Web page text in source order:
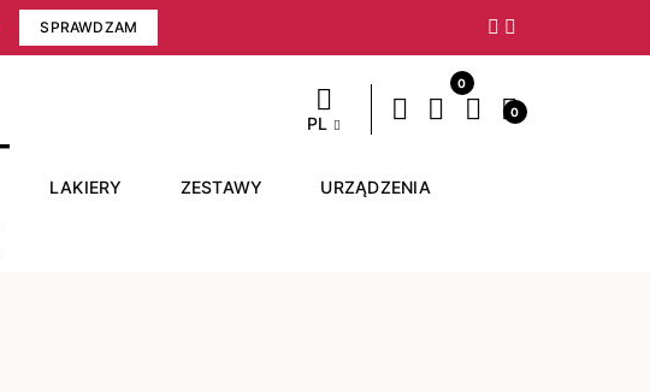
SPRAWDZAM Następny
PL
0
0
LAKIERY ZESTAWY URZĄDZENIA